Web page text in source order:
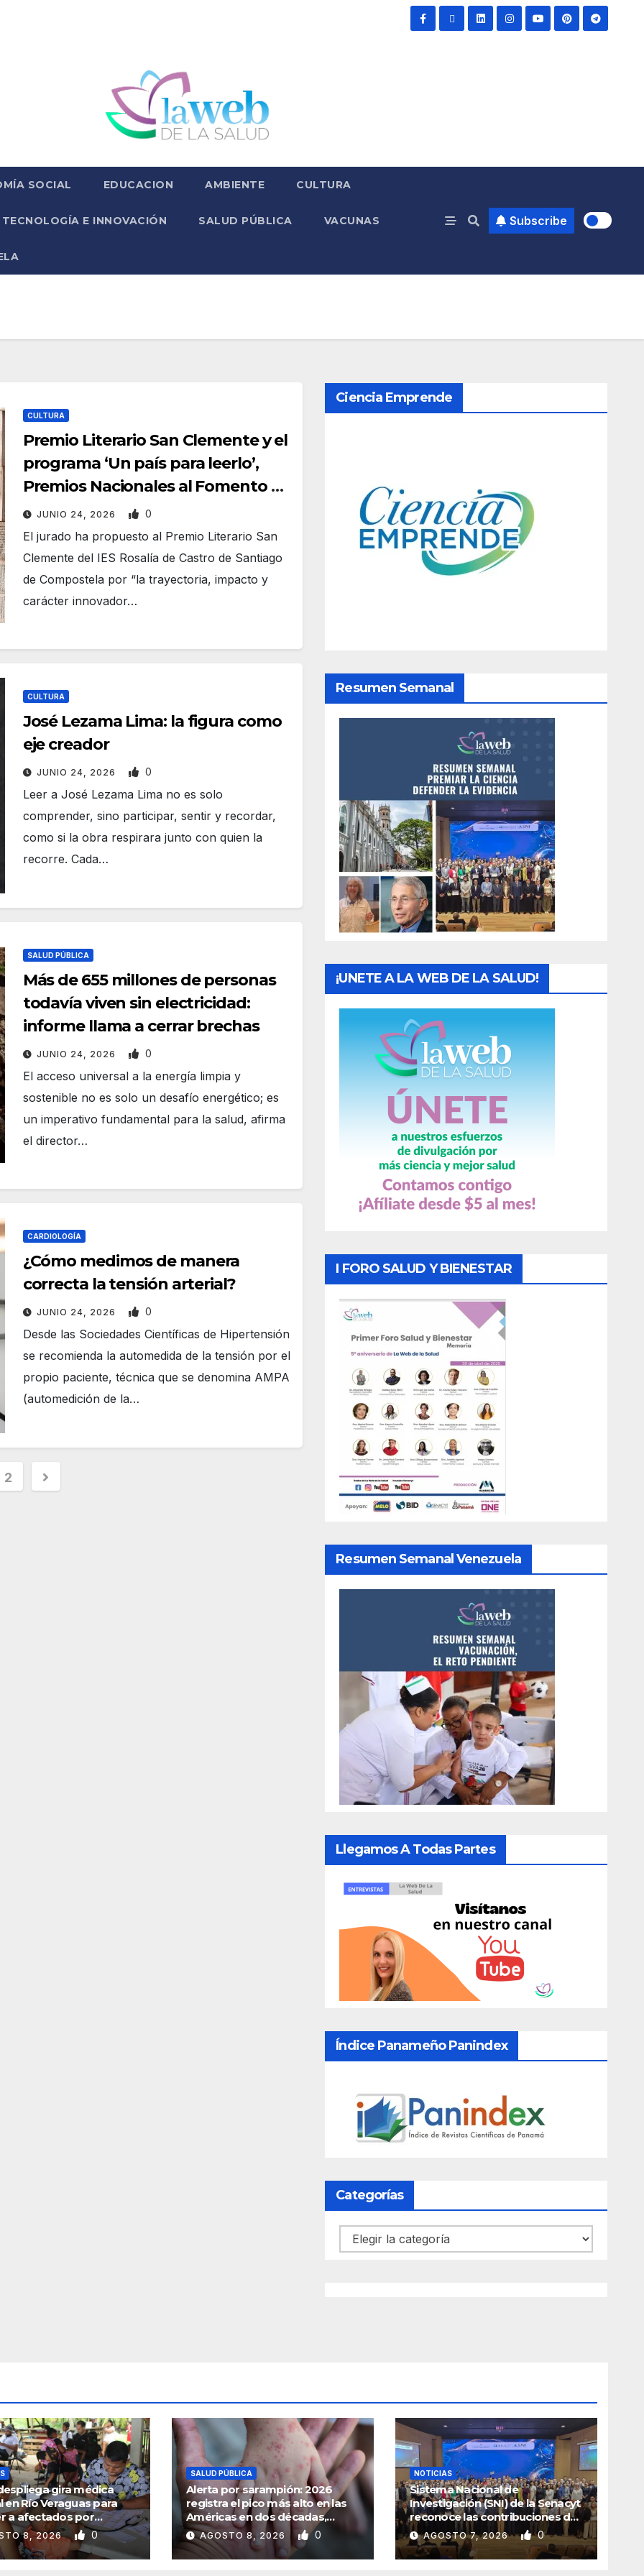
SOCIAL EDUCACION AMBIENTE CULTURA
TECNOLOGÍA E INNOVACIÓN SALUD PÚBLICA VACUNAS Subscribe
CULTURA
Premio Literario San Clemente y el
programa ‘Un país para leerlo’,
Premios Nacionales al Fomento de
la Lectura 2026 de España
JUNIO 24, 2026 0
El jurado ha propuesto al Premio Literario San
Clemente del IES Rosalía de Castro de Santiago
de Compostela por “la trayectoria, impacto y
carácter innovador…
CULTURA
José Lezama Lima: la figura como
eje creador
JUNIO 24, 2026 0
Leer a José Lezama Lima no es solo
comprender, sino participar, sentir y recordar,
como si la obra respirara junto con quien la
recorre. Cada…
SALUD PÚBLICA
Más de 655 millones de personas
todavía viven sin electricidad:
informe llama a cerrar brechas
JUNIO 24, 2026 0
El acceso universal a la energía limpia y
sostenible no es solo un desafío energético; es
un imperativo fundamental para la salud, afirma
el director…
CARDIOLOGÍA
¿Cómo medimos de manera
correcta la tensión arterial?
JUNIO 24, 2026 0
Desde las Sociedades Científicas de Hipertensión
se recomienda la automedida de la tensión por el
propio paciente, técnica que se denomina AMPA
(automedición de la…
2
Ciencia Emprende
Resumen Semanal
¡UNETE A LA WEB DE LA SALUD!
I FORO SALUD Y BIENESTAR
Resumen Semanal Venezuela
Llegamos A Todas Partes
Índice Panameño Panindex
Categorías
Categorías
gira médica
en Río Veraguas para
a afectados por
8, 2026 0
SALUD PÚBLICA
Alerta por sarampión: 2026
registra el pico más alto en las
Américas en dos décadas,
alerta la OPS
AGOSTO 8, 2026 0
NOTICIAS
Sistema Nacional de
Investigación (SNI) de la Senacyt
reconoce las contribuciones de
la ciencia panameña
AGOSTO 7, 2026 0